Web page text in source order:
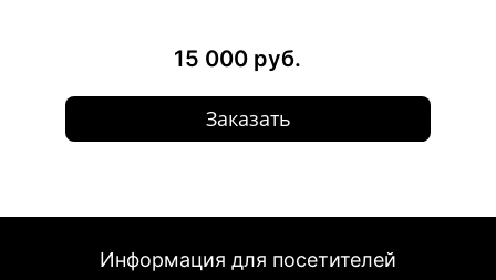
15 000 руб.
Заказать
Информация для посетителей